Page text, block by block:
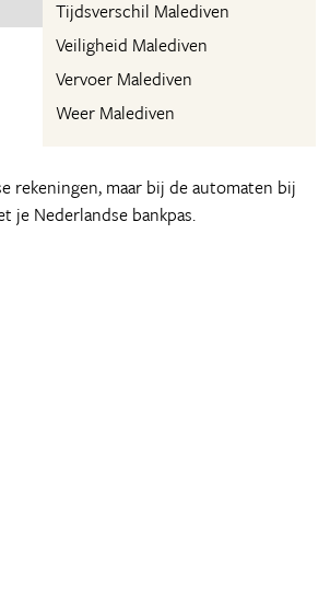
Tijdsverschil Malediven
Veiligheid Malediven
Vervoer Malediven
Weer Malediven
rekeningen, maar bij de automaten bij
je Nederlandse bankpas.